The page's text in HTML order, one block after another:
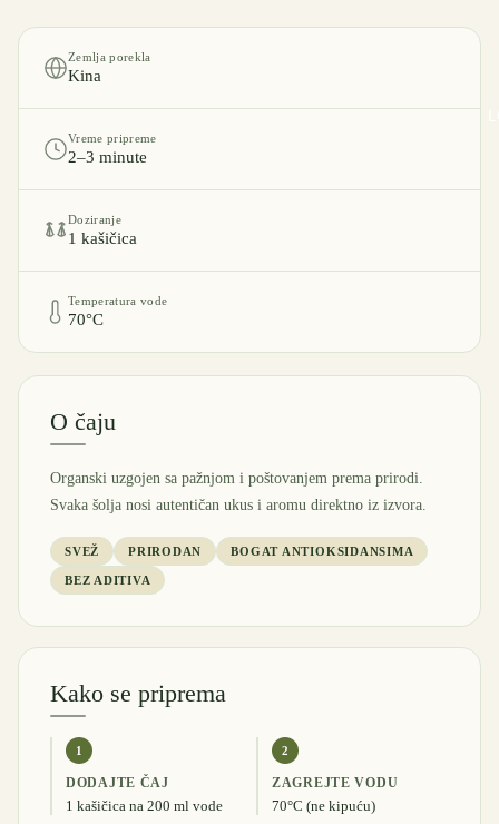
Zemlja porekla
Kina
Vreme pripreme
2–3 minute
Doziranje
1 kašičica
Temperatura vode
70°C
O čaju
Organski uzgojen sa pažnjom i poštovanjem prema prirodi.
Svaka šolja nosi autentičan ukus i aromu direktno iz izvora.
SVEŽ PRIRODAN BOGAT ANTIOKSIDANSIMA
BEZ ADITIVA
Kako se priprema
1
DODAJTE ČAJ
1 kašičica na 200 ml vode
2
ZAGREJTE VODU
70°C (ne kipuću)